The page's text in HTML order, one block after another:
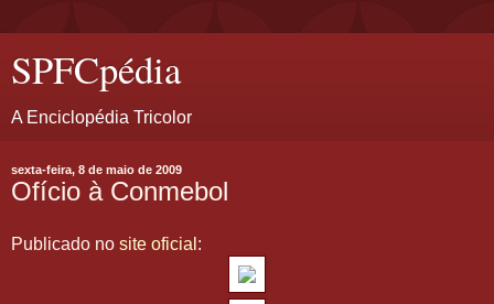
SPFCpédia
A Enciclopédia Tricolor
sexta-feira, 8 de maio de 2009
Ofício à Conmebol
Publicado no site oficial :